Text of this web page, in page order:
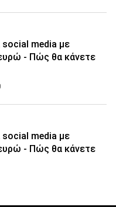
social media με
- Πώς θα κάνετε
social media με
- Πώς θα κάνετε